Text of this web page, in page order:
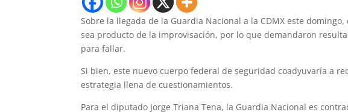
Sobre la llegada de la Guardia Nacional a la CDMX este
sea producto de la improvisación, por lo que demandaron
para fallar.
Si bien, este nuevo cuerpo federal de seguridad coadyuvaría a
estrategia llena de cuestionamientos.
Para el diputado Jorge Triana Tena, la Guardia Nacional es